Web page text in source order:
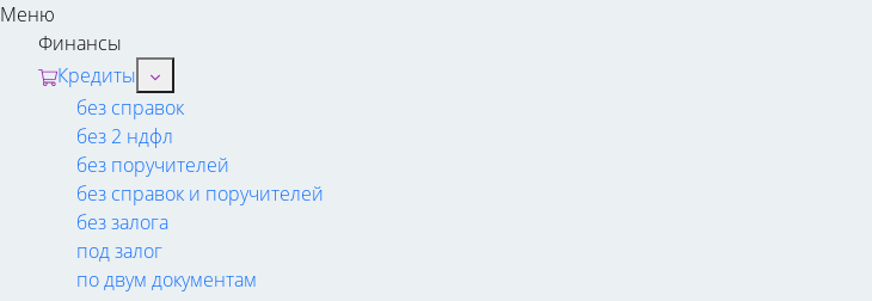
Меню
Финансы
Кредиты
без справок
без 2 ндфл
без поручителей
без справок и поручителей
без залога
под залог
по двум документам